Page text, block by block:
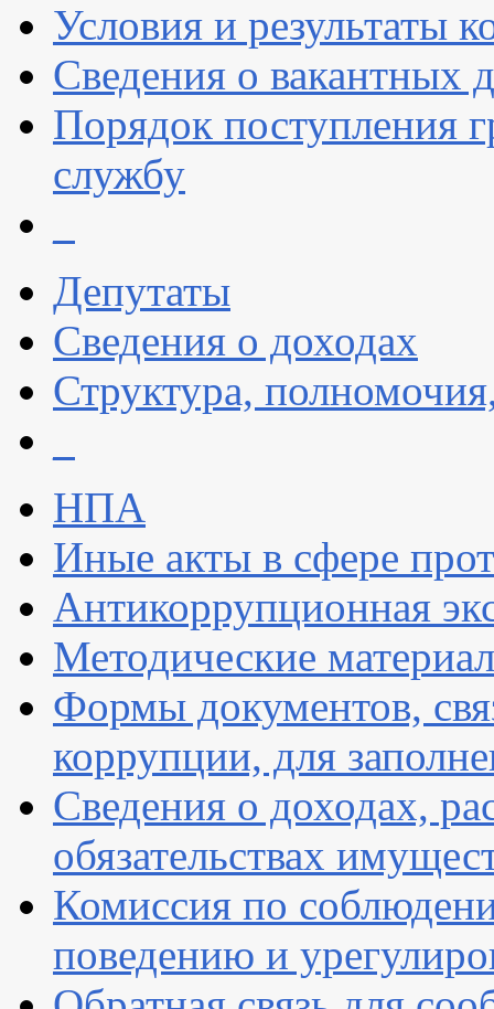
Условия и результаты
Сведения о вакантных
Порядок поступления
службу
Депутаты
Сведения о доходах
Структура,
НПА
Иные акты в сфере
Антикоррупционная
Методические
Формы документов,
коррупции, для
Сведения о доходах,
обязательствах
Комиссия по
поведению и